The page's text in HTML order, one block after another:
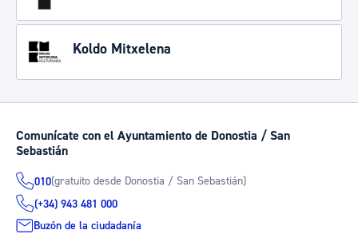
Koldo Mitxelena
Comunícate con el Ayuntamiento de Donostia / San
Sebastián
010(gratuito desde Donostia / San Sebastián)
(+34) 943 481 000
Buzón de la ciudadanía